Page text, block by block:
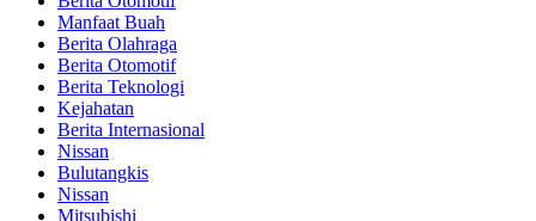
Manfaat Buah
Berita Olahraga
Berita Otomotif
Berita Teknologi
Kejahatan
Berita Internasional
Nissan
Bulutangkis
Nissan
Mitsubishi